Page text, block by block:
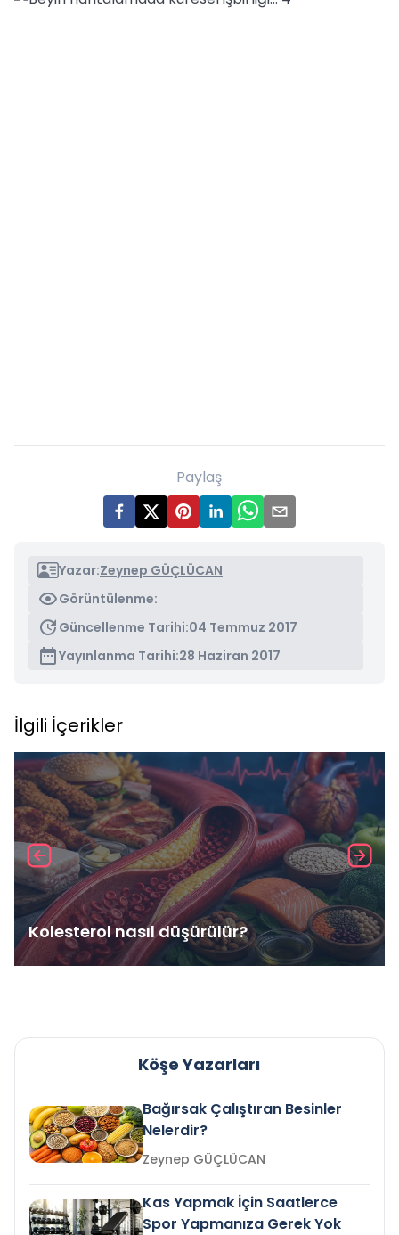
Paylaş
Yazar:Zeynep GÜÇLÜCAN
Görüntülenme:
Güncellenme Tarihi:04 Temmuz 2017
Yayınlanma Tarihi:28 Haziran 2017
İlgili İçerikler
Kolesterol nasıl düşürülür?
Köşe Yazarları
Bağırsak Çalıştıran Besinler
Nelerdir?
Zeynep GÜÇLÜCAN
Kas Yapmak İçin Saatlerce
Spor Yapmanıza Gerek Yok